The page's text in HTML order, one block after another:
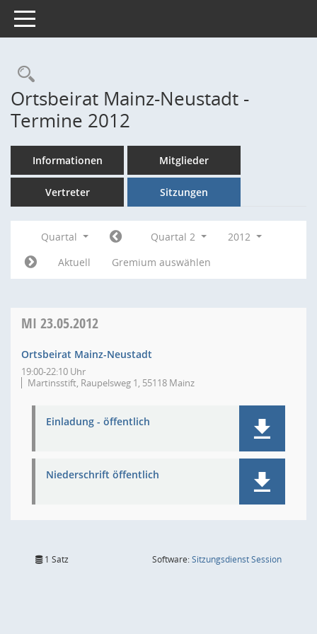
Toggle navigation
Rechercheauswahl
Ortsbeirat Mainz-Neustadt -
Termine 2012
Informationen Mitglieder
Vertreter Sitzungen
Quartal Quartal 2
2012
Aktuell
Gremium auswählen
MI 23.05.2012
Ortsbeirat Mainz-Neustadt
19:00-22:10 Uhr
Martinsstift, Raupelsweg 1, 55118 Mainz
Einladung - öffentlich
Niederschrift öffentlich
1 Satz Software:SitzungsdienstSession(Wird in